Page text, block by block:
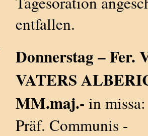
entfallen.
Donnerstag – Fer.
VATERS
MM.maj.- in
Präf. Communis -